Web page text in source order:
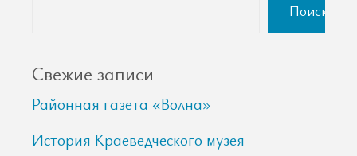
Поиск
Свежие записи
Районная газета «Волна»
История Краеведческого музея